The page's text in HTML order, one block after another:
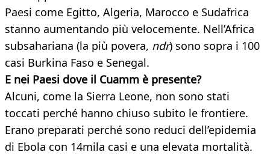
Paesi come Egitto, Algeria, Marocco e Sudafrica
stanno aumentando più velocemente. Nell’Africa
subsahariana (la più povera, ndr) sono sopra i 100
casi Burkina Faso e Senegal.
E nei Paesi dove il Cuamm è presente?
Alcuni, come la Sierra Leone, non sono stati
toccati perché hanno chiuso subito le frontiere.
Erano preparati perché sono reduci dell’epidemia
di Ebola con 14mila casi e una elevata mortalità.